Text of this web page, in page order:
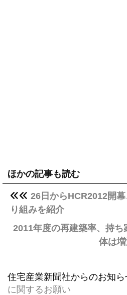
ほかの記事も読む
26日からHCR2012開
り組みを紹介
2011年度の再建築率、持
体は
住宅産業新聞社からのお知ら
に関するお願い